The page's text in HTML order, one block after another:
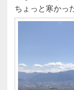
ちょっと寒かっ